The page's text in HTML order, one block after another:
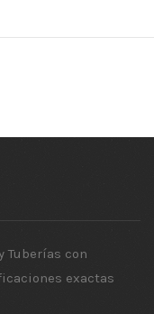
Tuberías con
exactas